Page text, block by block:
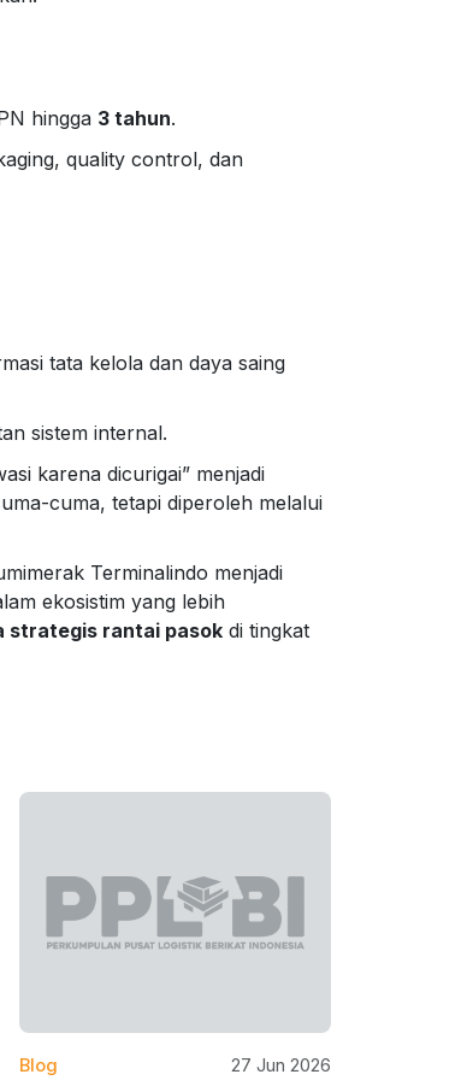
hingga 3 tahun.
quality control, dan
tata kelola dan daya saing
sistem internal.
karena dicurigai” menjadi
cuma, tetapi diperoleh melalui
Terminalindo menjadi
ekosistim yang lebih
strategis rantai pasok di tingkat
Blog 27 Jun 2026